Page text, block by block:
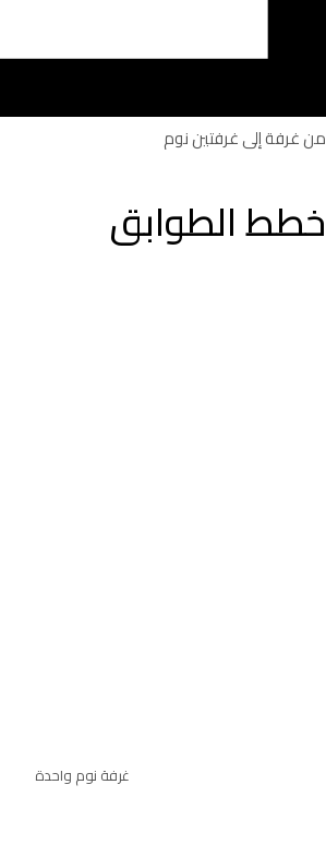
من غرفة إلى غرفتين نوم
خطط الطوابق
غرفة نوم واحدة